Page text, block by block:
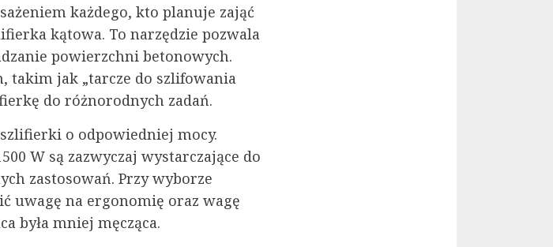
każdego, kto planuje zająć
kątowa. To narzędzie pozwala
powierzchni betonowych.
takim jak „tarcze do szlifowania
do różnorodnych zadań.
o odpowiedniej mocy.
W są zazwyczaj wystarczające do
zastosowań. Przy wyborze
uwagę na ergonomię oraz wagę
była mniej męcząca.